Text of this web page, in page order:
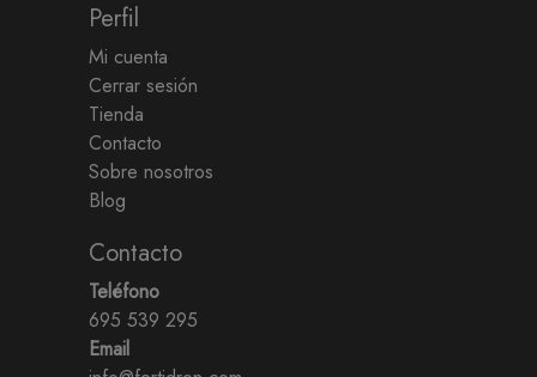
Perfil
Mi cuenta
Cerrar sesión
Tienda
Contacto
Sobre nosotros
Blog
Contacto
Teléfono
695 539 295
Email